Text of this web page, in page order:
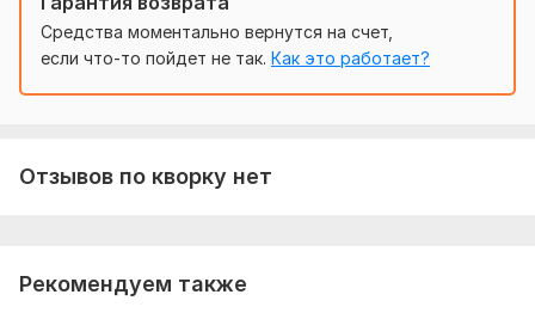
Средства моментально вернутся на счет,
если что-то пойдет не так. Как это работает?
Отзывов по кворку нет
Рекомендуем также